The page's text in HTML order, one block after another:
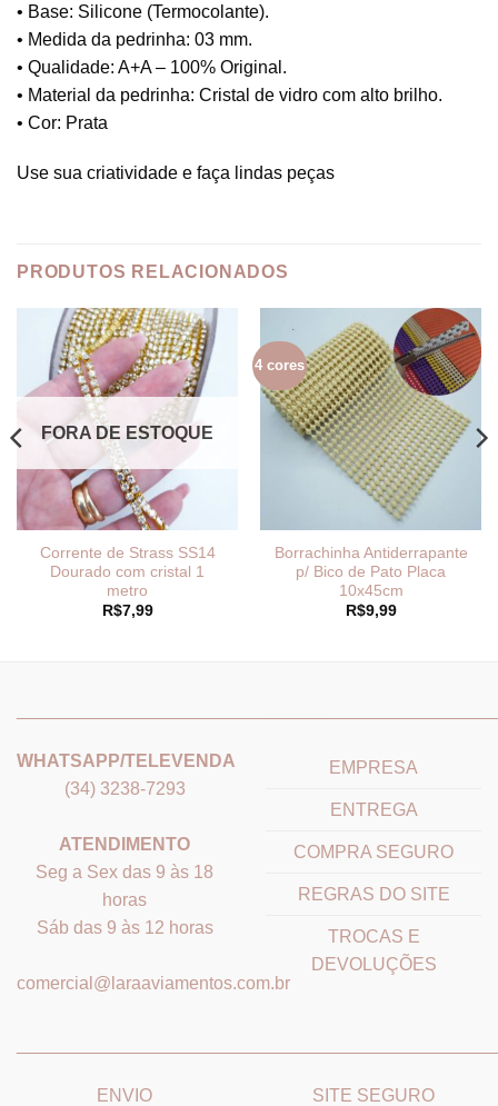
• Base: Silicone (Termocolante).
• Medida da pedrinha: 03 mm.
• Qualidade: A+A – 100% Original.
• Material da pedrinha: Cristal de vidro com alto brilho.
• Cor: Prata
Use sua criatividade e faça lindas peças
PRODUTOS RELACIONADOS
FORA DE ESTOQUE
Corrente de Strass SS14
Dourado com cristal 1
metro
R$7,99
4 cores
Borrachinha Antiderrapante
p/ Bico de Pato Placa
10x45cm
R$9,99
WHATSAPP/TELEVENDA
(34) 3238-7293
ATENDIMENTO
Seg a Sex das 9 às 18
horas
Sáb das 9 às 12 horas
comercial@laraaviamentos.com.br
EMPRESA
ENTREGA
COMPRA SEGURO
REGRAS DO SITE
TROCAS E
DEVOLUÇÕES
ENVIO SITE SEGURO